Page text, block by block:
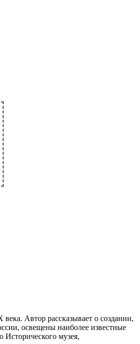
Автор рассказывает о создании,
освещены наиболее известные
музея,